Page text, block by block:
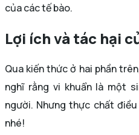
của các tế bào.
Lợi ích và tác hại
Qua kiến thức ở hai phần
nghĩ rằng vi khuẩn là một
người. Nhưng thực chất
nhé!